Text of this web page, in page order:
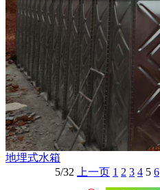
地埋式水箱
5/32
上一页 1 2 3 4 5 6